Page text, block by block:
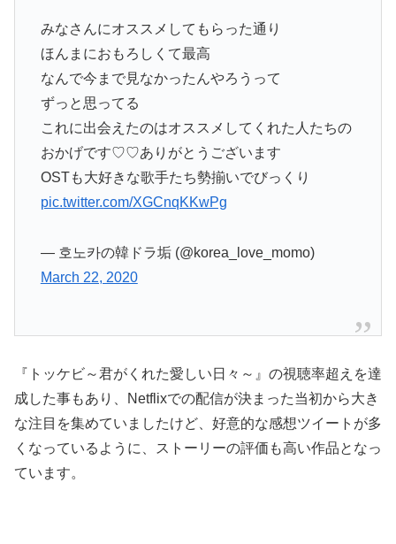
みなさんにオススメしてもらった通り
ほんまにおもろしくて最高
なんで今まで見なかったんやろうって
ずっと思ってる
これに出会えたのはオススメしてくれた人たちの
おかげです♡♡ありがとうございます
OSTも大好きな歌手たち勢揃いでびっくり
pic.twitter.com/XGCnqKKwPg
— 호노카の韓ドラ垢 (@korea_love_momo)
March 22, 2020
『トッケビ～君がくれた愛しい日々～』の視聴率超えを達
成した事もあり、Netflixでの配信が決まった当初から大き
な注目を集めていましたけど、好意的な感想ツイートが多
くなっているように、ストーリーの評価も高い作品となっ
ています。